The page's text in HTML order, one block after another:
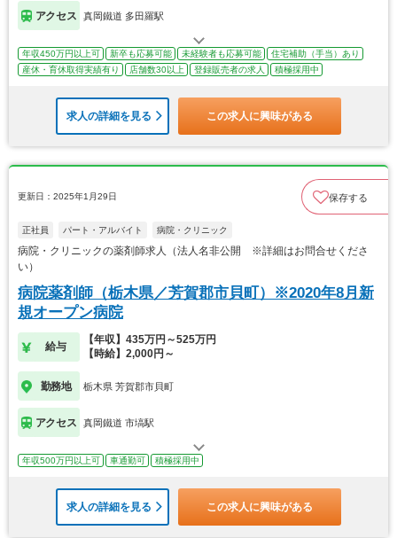
アクセス 真岡鐵道 多田羅駅
年収450万円以上可 新卒も応募可能 未経験者も応募可能
住宅補助（手当）あり
産休・育休取得実績有り
店舗数30以上 登録販売者の求人 積極採用中
求人の詳細を見る この求人に興味がある
更新日：2025年1月29日 保存する
正社員 パート・アルバイト 病院・クリニック
病院・クリニックの薬剤師求人（法人名非公開 ※詳細はお問合せくださ
い）
病院薬剤師（栃木県／芳賀郡市貝町）※2020年8月新
規オープン病院
給与
【年収】435万円～525万円
【時給】2,000円～
勤務地 栃木県 芳賀郡市貝町
アクセス 真岡鐵道 市塙駅
年収500万円以上可 車通勤可 積極採用中
求人の詳細を見る この求人に興味がある